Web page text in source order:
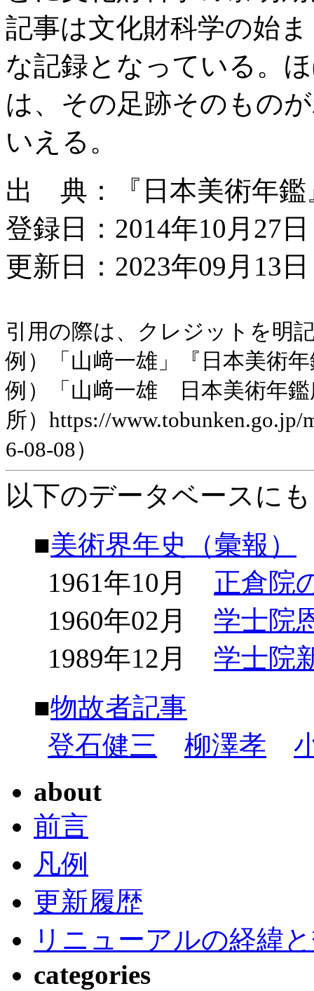
記事は文化財科学の始
な記録となっている。
は、その足跡そのもの
いえる。
出 典：『日本美術年鑑
登録日：2014年10月27日
更新日：2023年09月13
引用の際は、クレジットを明
例）「山﨑一雄」『日本美術
例）「山﨑一雄 日本美術年鑑
所）https://
6-08-08）
以下のデータベースに
■美術界年史（彙報）
1961年10月 正倉院
1960年02月 学士院
1989年12月 学士院
■物故者記事
登石健三
柳澤孝
about
前言
凡例
更新履歴
リニューアルの経緯
categories